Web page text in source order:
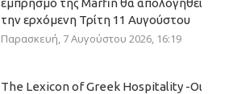
εμπρησμό της Marfin θα απολογηθεί
την ερχόμενη Τρίτη 11 Αυγούστου
Παρασκευή, 7 Αυγούστου 2026, 16:19
The Lexicon of Greek Hospitality -Οι